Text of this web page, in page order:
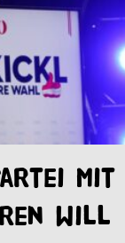
mit
will